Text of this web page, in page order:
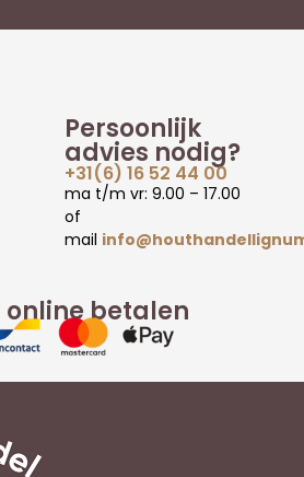
online betalen
Persoonlijk
advies nodig?
+31(6) 16 52 44 00
ma t/m vr: 9.00 – 17.00
of
mail